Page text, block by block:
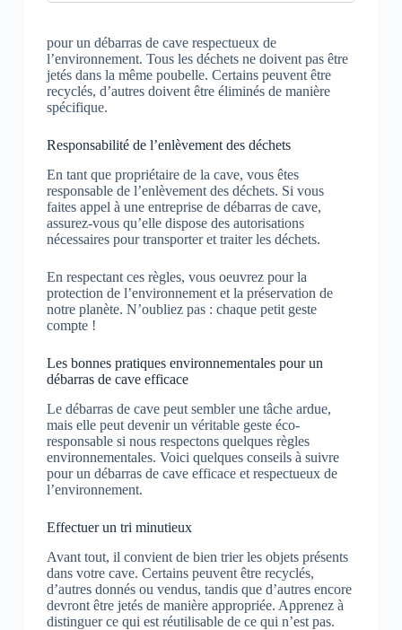
pour un débarras de cave respectueux de
l’environnement. Tous les déchets ne doivent pas être
jetés dans la même poubelle. Certains peuvent être
recyclés, d’autres doivent être éliminés de manière
spécifique.
Responsabilité de l’enlèvement des déchets
En tant que propriétaire de la cave, vous êtes
responsable de l’enlèvement des déchets. Si vous
faites appel à une entreprise de débarras de cave,
assurez-vous qu’elle dispose des autorisations
nécessaires pour transporter et traiter les déchets.
En respectant ces règles, vous oeuvrez pour la
protection de l’environnement et la préservation de
notre planète. N’oubliez pas : chaque petit geste
compte !
Les bonnes pratiques environnementales pour un
débarras de cave efficace
Le débarras de cave peut sembler une tâche ardue,
mais elle peut devenir un véritable geste éco-
responsable si nous respectons quelques règles
environnementales. Voici quelques conseils à suivre
pour un débarras de cave efficace et respectueux de
l’environnement.
Effectuer un tri minutieux
Avant tout, il convient de bien trier les objets présents
dans votre cave. Certains peuvent être recyclés,
d’autres donnés ou vendus, tandis que d’autres encore
devront être jetés de manière appropriée. Apprenez à
distinguer ce qui est réutilisable de ce qui n’est pas.